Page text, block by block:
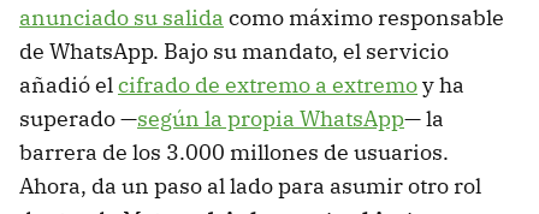
anunciado su salida como máximo responsable
de WhatsApp. Bajo su mandato, el servicio
añadió elcifrado de extremo a extremoy ha
superado —según la propia WhatsApp— la
barrera de los 3.000 millones de usuarios.
Ahora, da un paso al lado para asumir otro rol